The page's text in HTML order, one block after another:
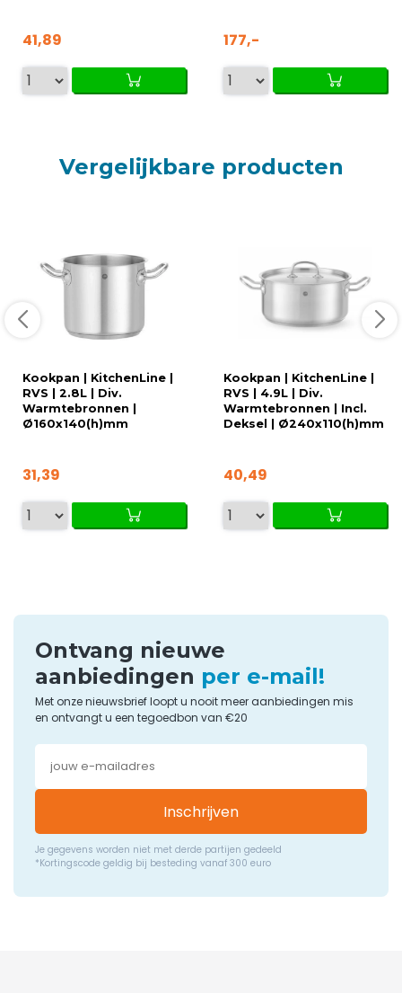
41,89 177,-
Vergelijkbare producten
Kookpan | KitchenLine |
RVS | 2.8L | Div.
Warmtebronnen |
Ø160x140(h)mm
31,39
Kookpan | KitchenLine |
RVS | 4.9L | Div.
Warmtebronnen | Incl.
Deksel | Ø240x110(h)mm
40,49
Ontvang nieuwe
aanbiedingen per e-mail!
Met onze nieuwsbrief loopt u nooit meer aanbiedingen mis
en ontvangt u een tegoedbon van €20
Inschrijven
Je gegevens worden niet met derde partijen gedeeld
*Kortingscode geldig bij besteding vanaf 300 euro